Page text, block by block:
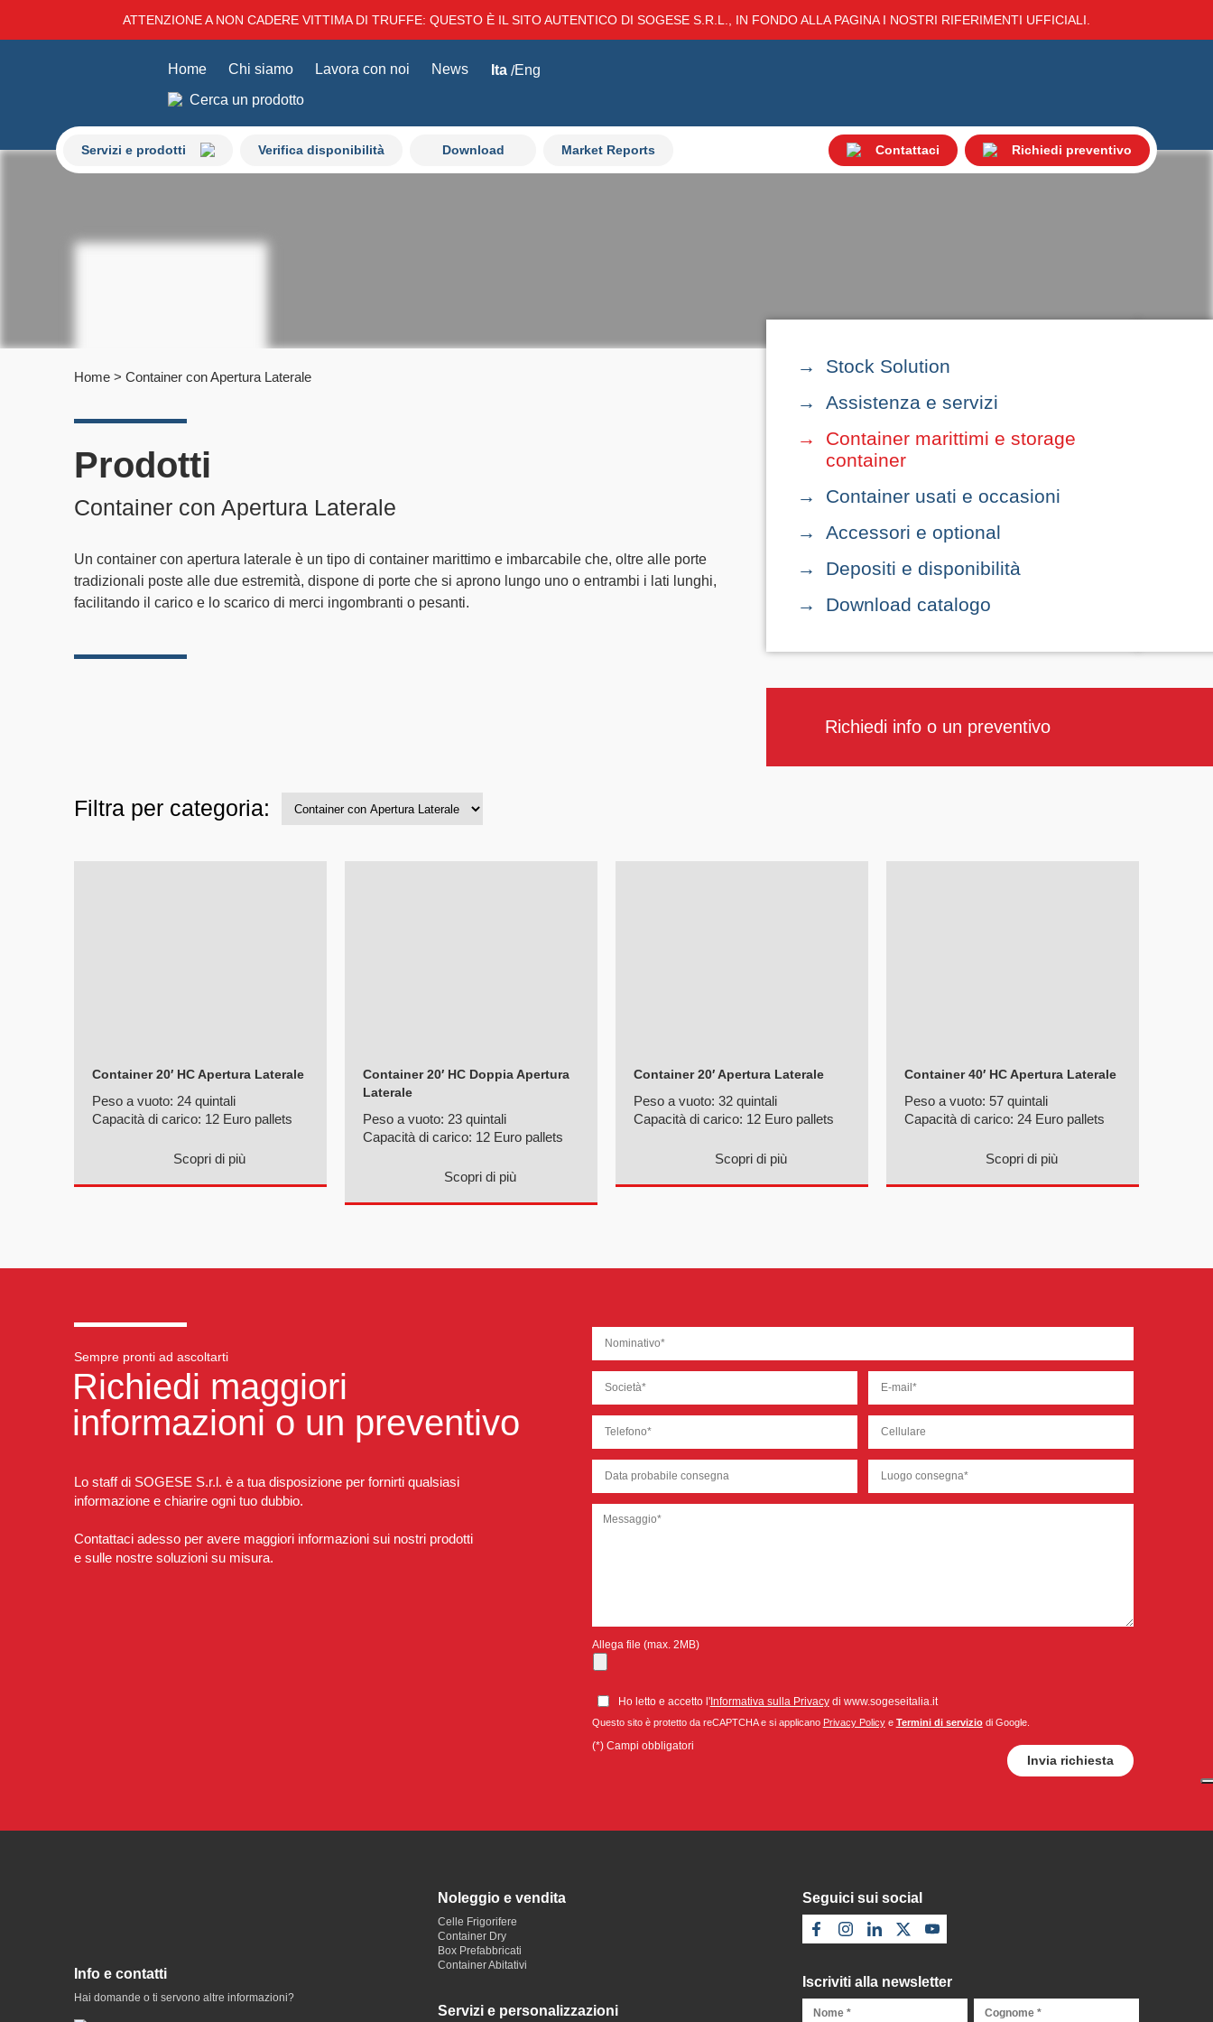
ATTENZIONE A NON CADERE VITTIMA DI TRUFFE: QUESTO È IL SITO AUTENTICO DI SOGESE S.R.L., IN FONDO ALLA PAGINA I NOSTRI RIFERIMENTI UFFICIALI.
Servizi e prodotti Verifica disponibilità Download Market Reports Contattaci Richiedi preventivo
Home Chi siamo Lavora con noi News Ita Eng
Cerca un prodotto
Home > Container con Apertura Laterale
Prodotti
Container con Apertura Laterale
Un container con apertura laterale è un tipo di container marittimo e imbarcabile che, oltre alle porte
tradizionali poste alle due estremità, dispone di porte che si aprono lungo uno o entrambi i lati lunghi,
facilitando il carico e lo scarico di merci ingombranti o pesanti.
Stock Solution
Assistenza e servizi
Container marittimi e storage
container
Container usati e occasioni
Accessori e optional
Depositi e disponibilità
Download catalogo
Richiedi info o un preventivo
Filtra per categoria:
Container 20′ HC Apertura Laterale
Peso a vuoto: 24 quintali
Capacità di carico: 12 Euro pallets
Scopri di più
Container 20′ HC Doppia Apertura
Laterale
Peso a vuoto: 23 quintali
Capacità di carico: 12 Euro pallets
Scopri di più
Container 20′ Apertura Laterale
Peso a vuoto: 32 quintali
Capacità di carico: 12 Euro pallets
Scopri di più
Container 40′ HC Apertura Laterale
Peso a vuoto: 57 quintali
Capacità di carico: 24 Euro pallets
Scopri di più
Sempre pronti ad ascoltarti
Richiedi maggiori
informazioni o un preventivo
Lo staff di SOGESE S.r.l. è a tua disposizione per fornirti qualsiasi
informazione e chiarire ogni tuo dubbio.
Contattaci adesso per avere maggiori informazioni sui nostri prodotti
e sulle nostre soluzioni su misura.
Allega file (max. 2MB)
Ho letto e accetto l'Informativa sulla Privacydi www.sogeseitalia.it
Questo sito è protetto da reCAPTCHA e si applicano Privacy Policye Termini di serviziodi Google.
(*) Campi obbligatori
Info e contatti
Hai domande o ti servono altre informazioni?
Noleggio e vendita
Celle Frigorifere
Container Dry
Box Prefabbricati
Container Abitativi
Servizi e personalizzazioni
Seguici sui social
Iscriviti alla newsletter